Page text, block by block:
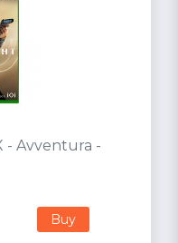
- Avventura -
Buy